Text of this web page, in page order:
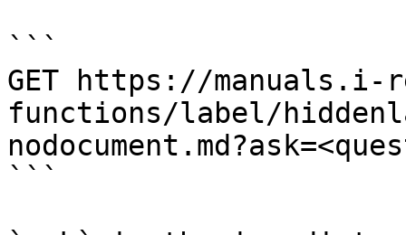
```
GET https://
functions/label/
```